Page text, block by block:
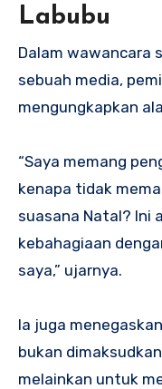
Labubu
Dalam wawancara
sebuah media,
mengungkapkan
“Saya memang
kenapa tidak
suasana Natal? Ini
kebahagiaan
saya,” ujarnya.
Ia juga
bukan
melainkan untuk